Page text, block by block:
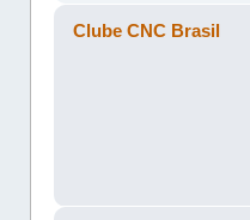
Clube CNC Brasil